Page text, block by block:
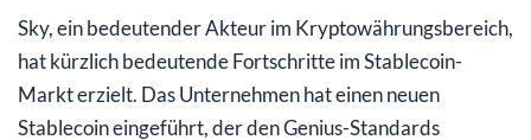
Einstieg in das USDH‑Stablecoin-Rennen
Auswirkungen für Sky und seine Stakeholder
Marktreaktionen und zukünftige Aussichten
Sky, ein bedeutender Akteur im Kryptowährungsbereich,
hat kürzlich bedeutende Fortschritte im Stablecoin-
Markt erzielt. Das Unternehmen hat einen neuen
Stablecoin eingeführt, der den Genius-Standards